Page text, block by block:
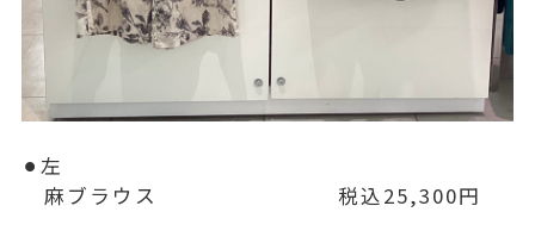
⚫︎左
麻ブラウス 税込25,300円